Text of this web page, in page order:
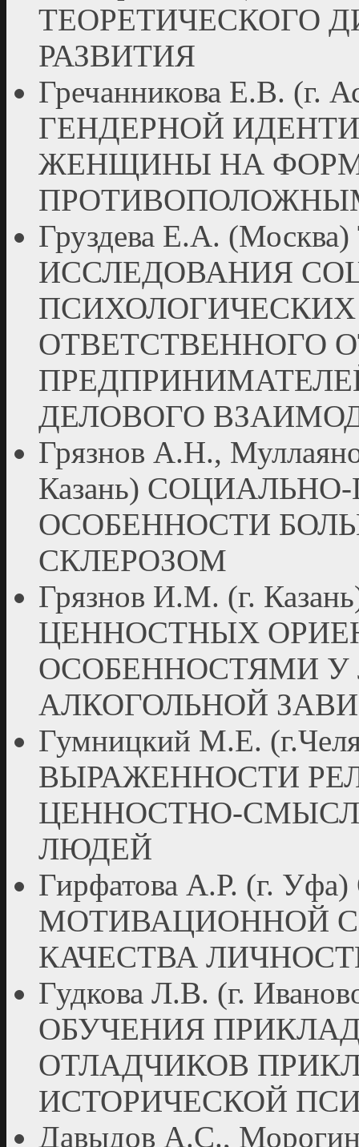
ТЕОРЕТИЧЕСКОГО
РАЗВИТИЯ
Гречанникова Е.В. (г.
ГЕНДЕРНОЙ
ЖЕНЩИНЫ НА
Груздева Е.А.
ИССЛЕДОВАНИЯ
ОТВЕТСТВЕННОГО
ДЕЛОВОГО
Грязнов А.Н.,
Казань)
ОСОБЕННОСТИ
СКЛЕРОЗОМ
Грязнов И.М. (г.
ЦЕННОСТНЫХ
ОСОБЕННОСТЯМИ
АЛКОГОЛЬНОЙ
Гумницкий М.Е.
ВЫРАЖЕННОСТИ
ЦЕННОСТНО-
ЛЮДЕЙ
Гирфатова А.Р. (г.
МОТИВАЦИОННОЙ
КАЧЕСТВА
Гудкова Л.В. (г.
ОБУЧЕНИЯ
ОТЛАДЧИКОВ
ИСТОРИЧЕСКОЙ
Давыдов А.С.,